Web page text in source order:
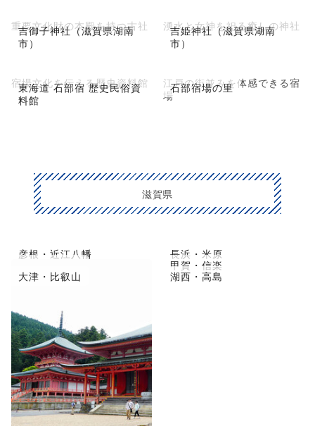
吉御子神社（滋賀県湖南
市）
重要文化財の本殿を持つ古社
吉姫神社（滋賀県湖南
市）
湧水と女神を祀る癒しの神社
東海道 石部宿 歴史民俗資
料館
宿場文化を伝える歴史資料館 石部宿場の里
江戸の街並みを体感できる宿
場
滋賀県
彦根・近江八幡
長浜・米原
甲賀・信楽
大津・比叡山
湖西・高島